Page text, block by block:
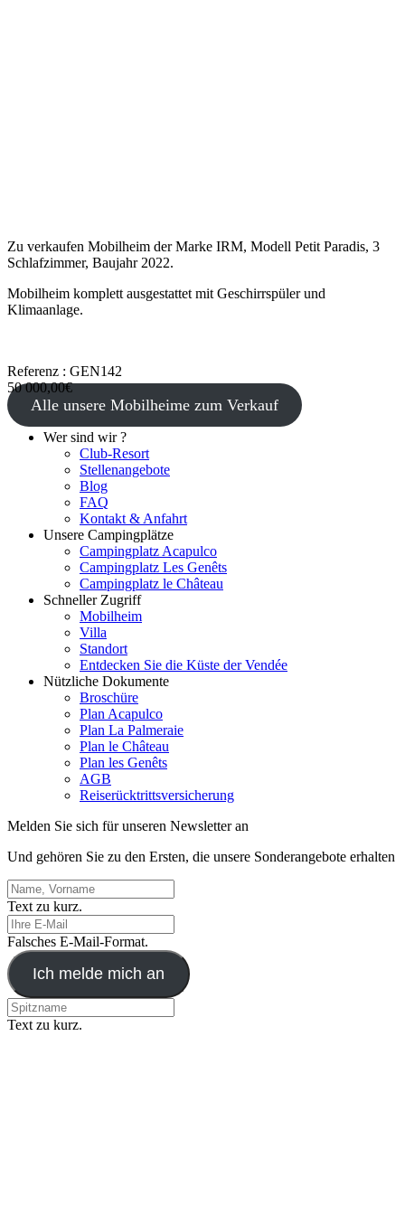
Zu verkaufen Mobilheim der Marke IRM, Modell Petit Paradis, 3
Schlafzimmer, Baujahr 2022.
Mobilheim komplett ausgestattet mit Geschirrspüler und
Klimaanlage.
Referenz : GEN142
50 000,00€
Alle unsere Mobilheime zum Verkauf
Wer sind wir ?
Club-Resort
Stellenangebote
Blog
FAQ
Kontakt & Anfahrt
Unsere Campingplätze
Campingplatz Acapulco
Campingplatz Les Genêts
Campingplatz le Château
Schneller Zugriff
Mobilheim
Villa
Standort
Entdecken Sie die Küste der Vendée
Nützliche Dokumente
Broschüre
Plan Acapulco
Plan La Palmeraie
Plan le Château
Plan les Genêts
AGB
Reiserücktrittsversicherung
Melden Sie sich für unseren Newsletter an
Und gehören Sie zu den Ersten, die unsere Sonderangebote erhalten
Text zu kurz.
Falsches E-Mail-Format.
Ich melde mich an
Text zu kurz.